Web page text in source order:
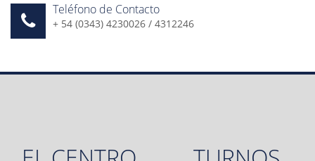
Teléfono de Contacto
+ 54 (0343) 4230026 / 4312246